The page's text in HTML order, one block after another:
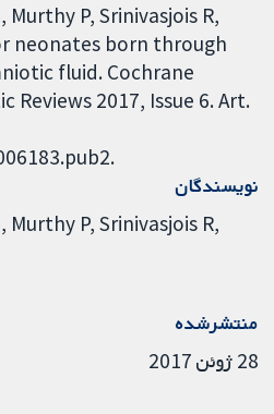
Murthy P, Srinivasjois R,
neonates born through
fluid. Cochrane
Reviews 2017, Issue 6. Art.
نویسندگان
Murthy P Srinivasjois R
منتشرشده
28 ژوئن 2017